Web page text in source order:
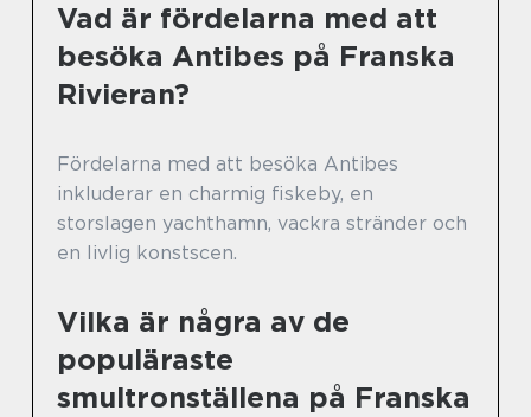
Vad är fördelarna med att
besöka Antibes på Franska
Rivieran?
Fördelarna med att besöka Antibes
inkluderar en charmig fiskeby, en
storslagen yachthamn, vackra stränder och
en livlig konstscen.
Vilka är några av de
populäraste
smultronställena på Franska